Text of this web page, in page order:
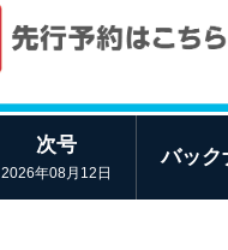
次号
2026年08月12日
バック